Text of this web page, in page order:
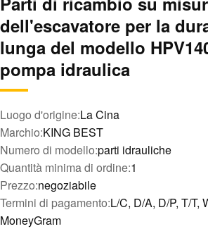
dell'escavatore per la
lunga del modello
pompa idraulica
Luogo d'origine:La Cina
Marchio:KING BEST
Numero di modello:parti idrauliche
Quantità minima di ordine:1
Prezzo:negoziabile
Termini di pagamento:L/C, D/A, D/P, T/T,
MoneyGram